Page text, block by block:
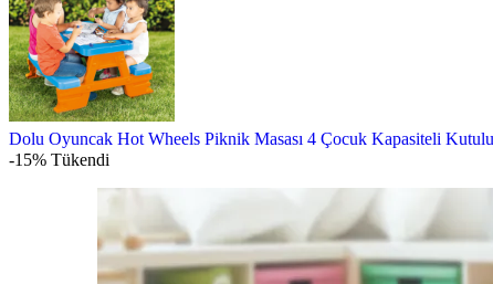
Dolu Oyuncak Hot Wheels Piknik Masası 4 Çocuk Kapasiteli
-15% Tükendi